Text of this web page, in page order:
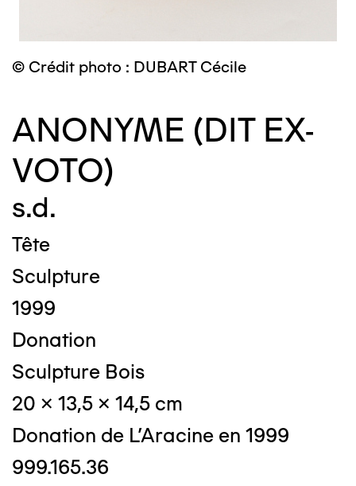
© Crédit photo : DUBART Cécile
ANONYME (DIT EX-
VOTO)
s.d.
Tête
Sculpture
1999
Donation
Sculpture Bois
20 x 13,5 x 14,5 cm
Donation de L'Aracine en 1999
999.165.36